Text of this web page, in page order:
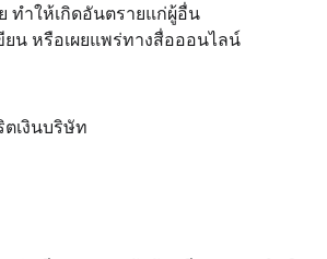
ทำให้เกิดอันตรายแก่ผู้อื่น
น หรือเผยแพร่ทางสื่อออนไลน์
เงินบริษัท